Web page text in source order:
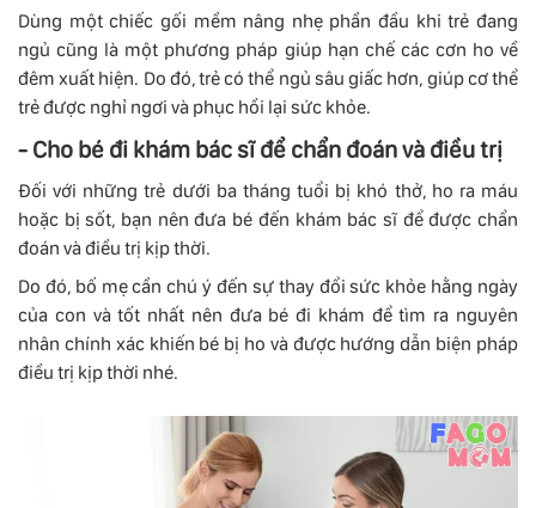
Dùng một chiếc gối mềm nâng nhẹ phần đầu khi trẻ đang
ngủ cũng là một phương pháp giúp hạn chế các cơn ho về
đêm xuất hiện. Do đó, trẻ có thể ngủ sâu giấc hơn, giúp cơ thể
trẻ được nghỉ ngơi và phục hồi lại sức khỏe.
- Cho bé đi khám bác sĩ để chẩn đoán và điều trị
Đối với những trẻ dưới ba tháng tuổi bị khó thở, ho ra máu
hoặc bị sốt, bạn nên đưa bé đến khám bác sĩ để được chẩn
đoán và điều trị kịp thời.
Do đó, bố mẹ cần chú ý đến sự thay đổi sức khỏe hằng ngày
của con và tốt nhất nên đưa bé đi khám để tìm ra nguyên
nhân chính xác khiến bé bị ho và được hướng dẫn biện pháp
điều trị kịp thời nhé.